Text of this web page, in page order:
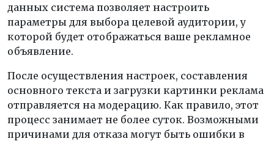
данных система позволяет настроить
параметры для выбора целевой аудитории, у
которой будет отображаться ваше рекламное
объявление.
После осуществления настроек, составления
основного текста и загрузки картинки реклама
отправляется на модерацию. Как правило, этот
процесс занимает не более суток. Возможными
причинами для отказа могут быть ошибки в